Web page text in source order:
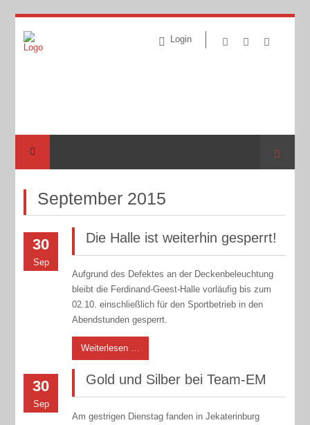
Login
Suche
September 2015
30
Sep
Die Halle ist weiterhin gesperrt!
Aufgrund des Defektes an der Deckenbeleuchtung
bleibt die Ferdinand-Geest-Halle vorläufig bis zum
02.10. einschließlich für den Sportbetrieb in den
Abendstunden gesperrt.
Weiterlesen …
30
Sep
Gold und Silber bei Team-EM
Am gestrigen Dienstag fanden in Jekaterinburg